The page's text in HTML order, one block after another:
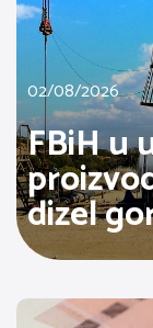
02/08/2026
FBiH u
dizel